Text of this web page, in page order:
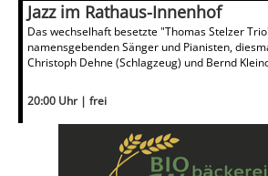
Jazz im Rathaus-Innenhof
Das wechselhaft besetzte "Thomas Stelzer
namensgebenden Sänger und Pianisten,
Christoph Dehne (Schlagzeug) und Bernd
20:00 Uhr | frei